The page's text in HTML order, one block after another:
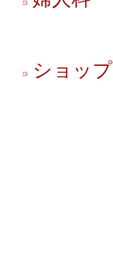
ショップ